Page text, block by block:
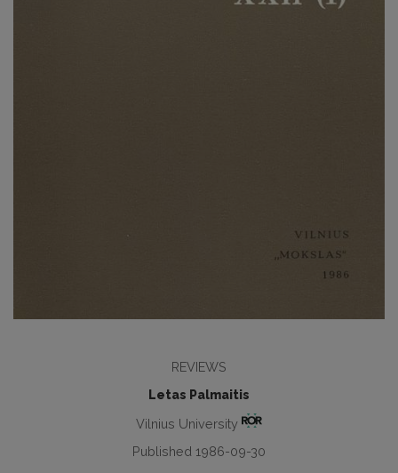
REVIEWS
Letas Palmaitis
Vilnius University
Published 1986-09-30